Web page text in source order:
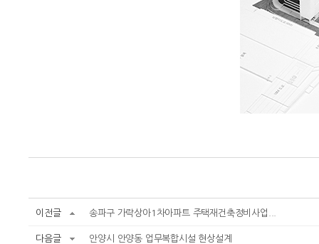
이전글 송파구 가락상아1차아파트 주택재건축정비사업...
다음글 안양시 안양동 업무복합시설 현상설계